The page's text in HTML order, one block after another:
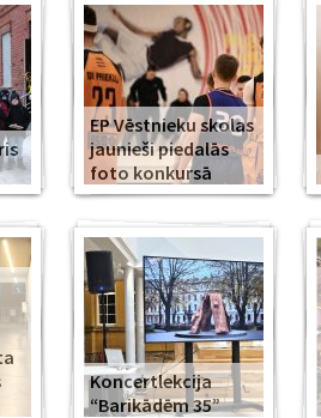
EP Vēstnieku skolas
jaunieši piedalās
foto konkursā
Koncertlekcija
“Barikādēm 35”